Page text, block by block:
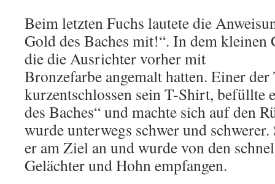
Beim letzten Fuchs lautete die
Gold des Baches mit!“. In dem kleinen
die die Ausrichter vorher mit
Bronzefarbe angemalt hatten. Einer
kurzentschlossen sein T-Shirt, befüllte
des Baches“ und machte sich auf den
wurde unterwegs schwer und
er am Ziel an und wurde von den
Gelächter und Hohn empfangen.